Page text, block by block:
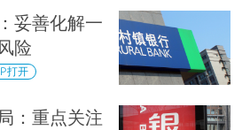
妥善化解一
险
打开
：重点关注